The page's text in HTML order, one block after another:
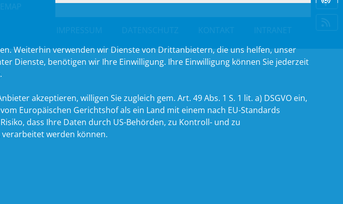
IMPRESSUM DATENSCHUTZ KONTAKT INTRANET
Weiterhin verwenden wir Dienste von Drittanbietern, die uns helfen, unser
Dienste, benötigen wir Ihre Einwilligung. Ihre Einwilligung können Sie jederzeit
.
akzeptieren, willigen Sie zugleich gem. Art. 49 Abs. 1 S. 1 lit. a) DSGVO ein,
Europäischen Gerichtshof als ein Land mit einem nach EU-Standards
dass Ihre Daten durch US-Behörden, zu Kontroll- und zu
werden können.